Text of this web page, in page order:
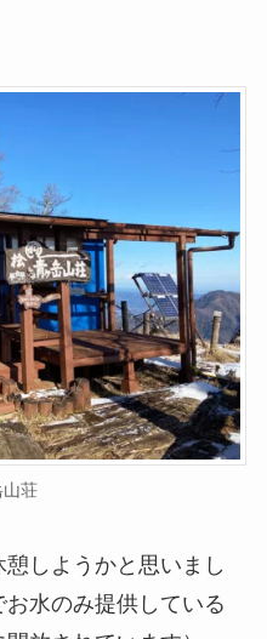
山荘
しようかと思いまし
水のみ提供している